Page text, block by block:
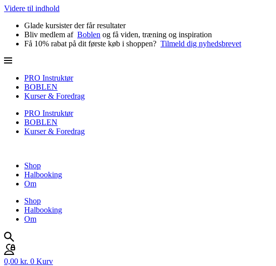
Videre til indhold
Glade kursister der får resultater
Bliv medlem af Boblen og få viden, træning og inspiration
Få 10% rabat på dit første køb i shoppen? Tilmeld dig nyhedsbrevet
PRO Instruktør
BOBLEN
Kurser & Foredrag
PRO Instruktør
BOBLEN
Kurser & Foredrag
Shop
Halbooking
Om
Shop
Halbooking
Om
0,00 kr. 0 Kurv